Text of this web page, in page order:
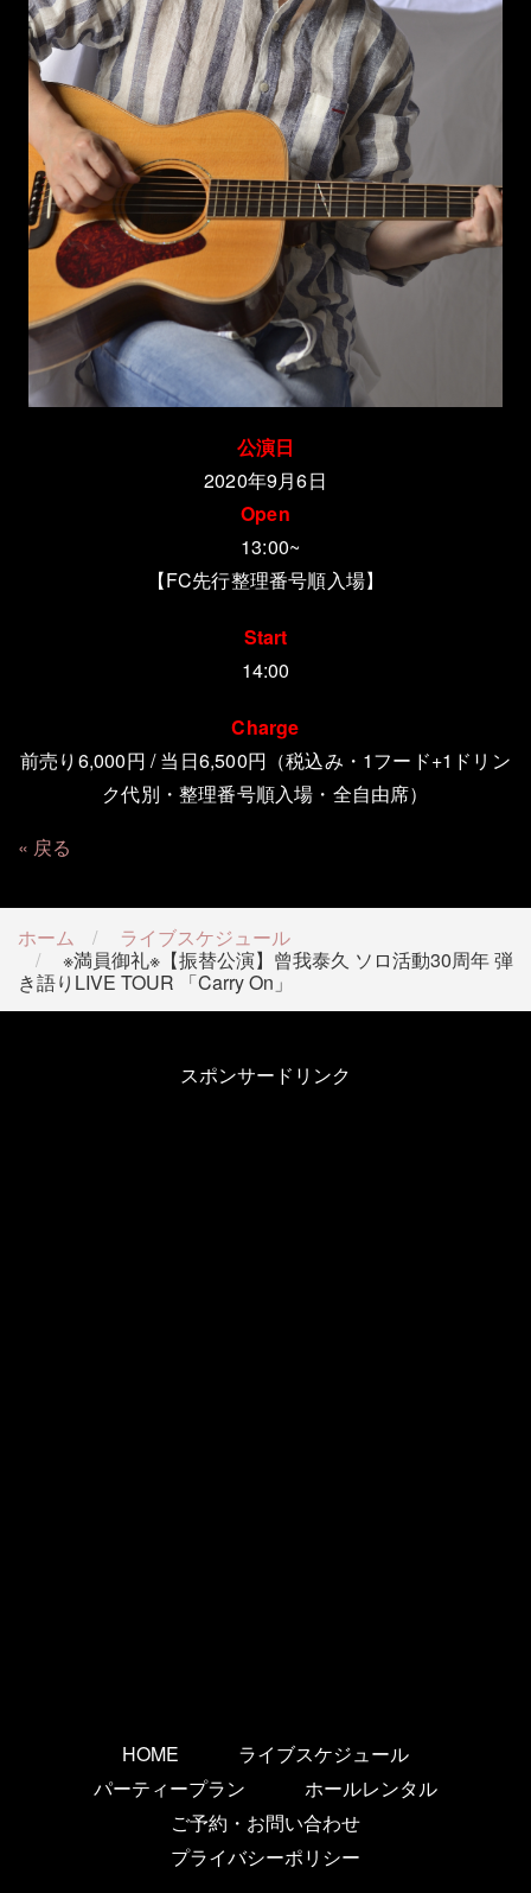
公演日
2020年9月6日
Open
13:00~
【FC先行整理番号順入場】
Start
14:00
Charge
前売り6,000円 / 当日6,500円（税込み・1フード+1ドリン
ク代別・整理番号順入場・全自由席）
戻る
ホーム
ライブスケジュール
※満員御礼※【振替公演】曾我泰久 ソロ活動30周年 弾
き語りLIVE TOUR 「Carry On」
スポンサードリンク
HOME
ライブスケジュール
パーティープラン
ホールレンタル
ご予約・お問い合わせ
プライバシーポリシー